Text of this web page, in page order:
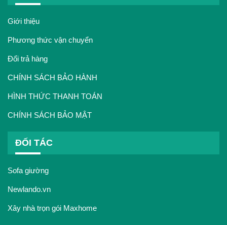
Giới thiệu
Phương thức vận chuyển
Đổi trả hàng
CHÍNH SÁCH BẢO HÀNH
HÌNH THỨC THANH TOÁN
CHÍNH SÁCH BẢO MẬT
ĐỐI TÁC
Sofa giường
Newlando.vn
Xây nhà trọn gói Maxhome